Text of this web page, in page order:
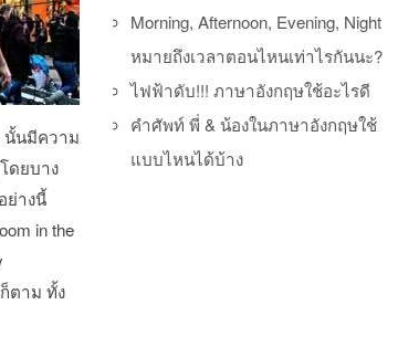
นั้นมีความ
ดยบาง
ย่างนี้
in the
ตาม ทั้ง
Morning, Afternoon, Evening, Night
หมายถึงเวลาตอนไหนเท่าไรกันนะ?
ไฟฟ้าดับ!!! ภาษาอังกฤษใช้อะไรดี
คำศัพท์ พี่ & น้องในภาษาอังกฤษใช้
แบบไหนได้บ้าง